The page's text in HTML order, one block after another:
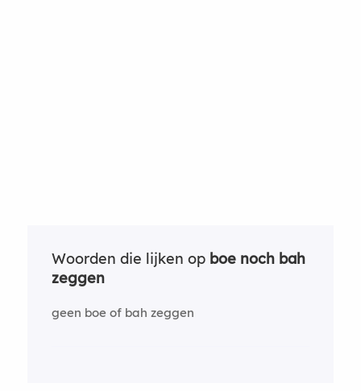
Woorden die lijken op boe noch bah
zeggen
geen boe of bah zeggen